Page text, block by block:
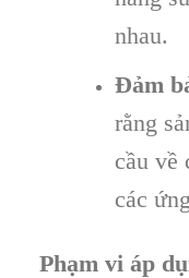
nhau.
Đảm
rằng
cầu về
các
Phạm vi áp